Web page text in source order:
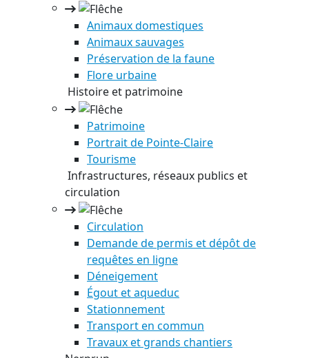
Animaux domestiques
Animaux sauvages
Préservation de la faune
Flore urbaine
Histoire et patrimoine
Patrimoine
Portrait de Pointe-Claire
Tourisme
Infrastructures, réseaux publics et
circulation
Circulation
Demande de permis et dépôt de
requêtes en ligne
Déneigement
Égout et aqueduc
Stationnement
Transport en commun
Travaux et grands chantiers